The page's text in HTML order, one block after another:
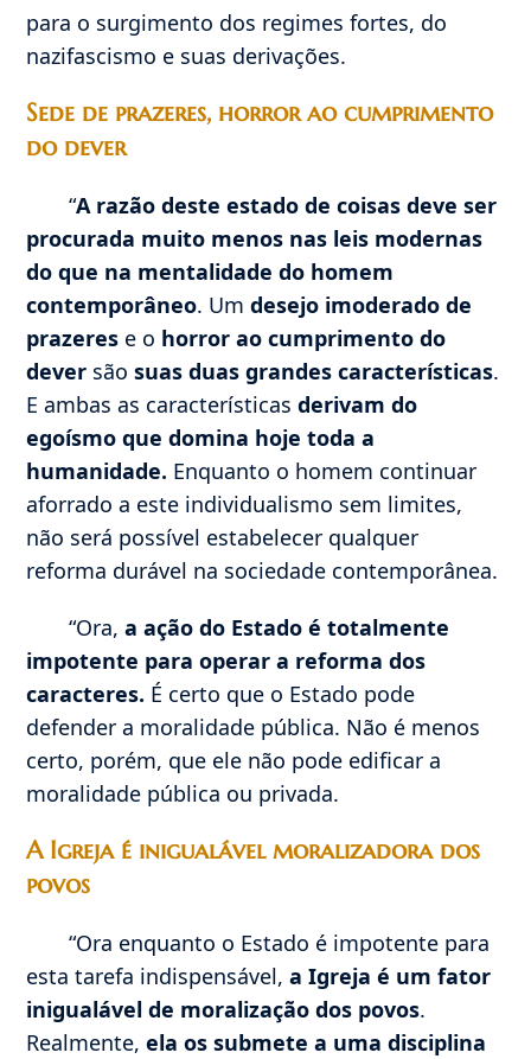
para o surgimento dos regimes fortes, do
nazifascismo e suas derivações.
Sede de prazeres, horror ao cumprimento
do dever
“A razão deste estado de coisas deve ser
procurada muito menos nas leis modernas
do que na mentalidade do homem
contemporâneo. Umdesejo imoderado de
prazeres e o horror ao cumprimento do
dever sãosuas duas grandes características.
E ambas as característicasderivam do
egoísmo que domina hoje toda a
humanidade. Enquanto o homem continuar
aforrado a este individualismo sem limites,
não será possível estabelecer qualquer
reforma durável na sociedade contemporânea.
“Ora,a ação do Estado é totalmente
impotente para operar a reforma dos
caracteres. É certo que o Estado pode
defender a moralidade pública. Não é menos
certo, porém, que ele não pode edificar a
moralidade pública ou privada.
A Igreja é inigualável moralizadora dos
povos
“Ora enquanto o Estado é impotente para
esta tarefa indispensável,a Igreja é um fator
inigualável de moralização dos povos.
Realmente,ela os submete a uma disciplina